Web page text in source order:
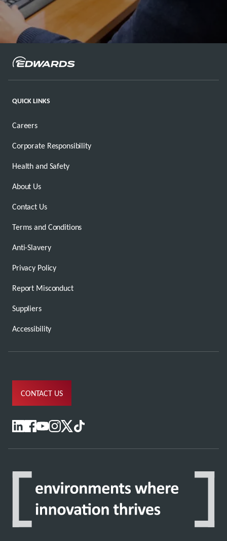
QUICK LINKS
Careers
Corporate Responsibility
Health and Safety
About Us
Contact Us
Terms and Conditions
Anti-Slavery
Privacy Policy
Report Misconduct
Suppliers
Accessibility
CONTACT US